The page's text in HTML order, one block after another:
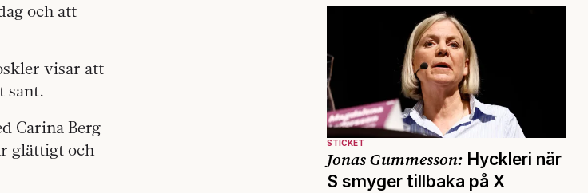
och att
visar att
sant.
Carina Berg
glättigt och
STICKET
Jonas Gummesson: Hyckleri när
S smyger tillbaka på X